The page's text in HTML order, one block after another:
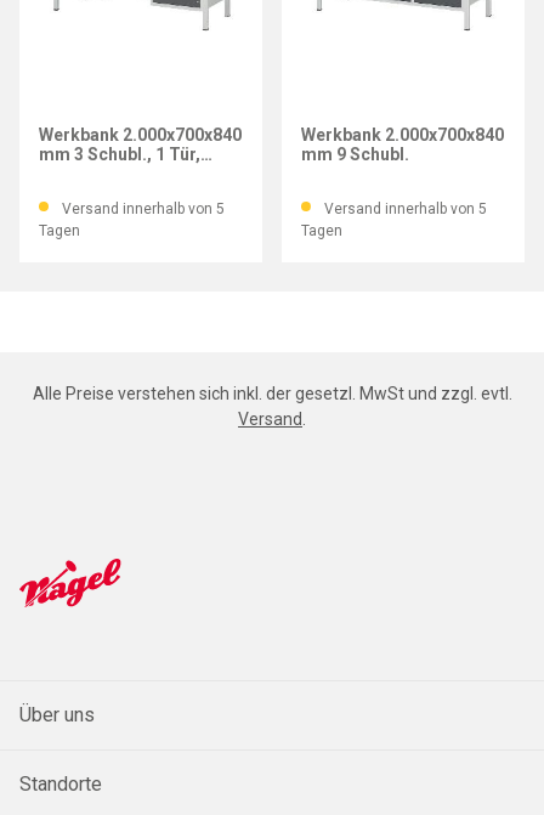
Werkbank 2.000x700x840
mm 3 Schubl., 1 Tür,
Versand innerhalb von 5
Tagen
Werkbank 2.000x700x840
mm 9 Schubl.
Versand innerhalb von 5
Tagen
Alle Preise verstehen sich inkl. der gesetzl. MwSt und zzgl. evtl.
Versand
Über uns
Standorte